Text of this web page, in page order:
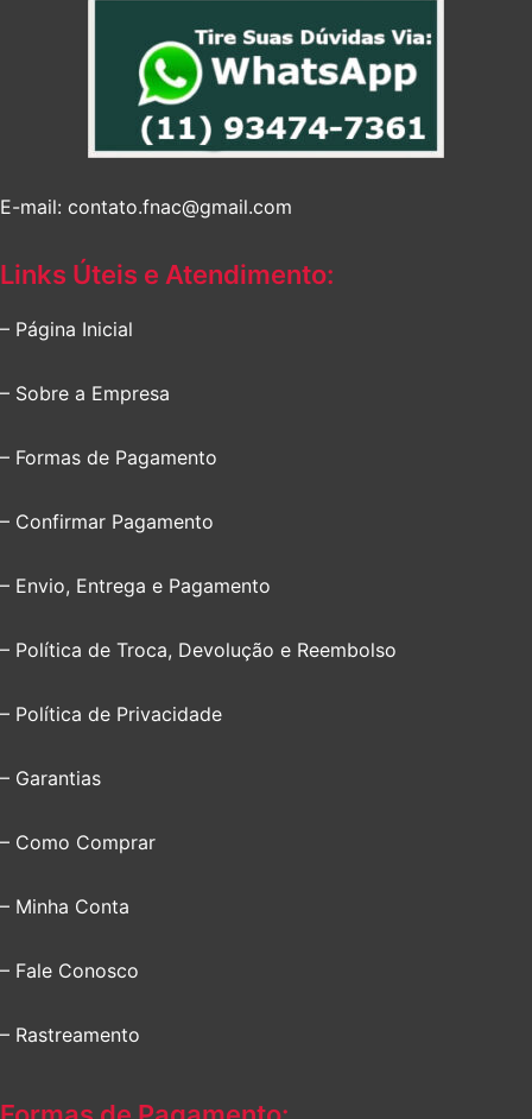
E-mail: contato.fnac@gmail.com
Links Úteis e Atendimento:
– Página Inicial
– Sobre a Empresa
– Formas de Pagamento
– Confirmar Pagamento
– Envio, Entrega e Pagamento
– Política de Troca, Devolução e Reembolso
– Política de Privacidade
– Garantias
– Como Comprar
– Minha Conta
– Fale Conosco
– Rastreamento